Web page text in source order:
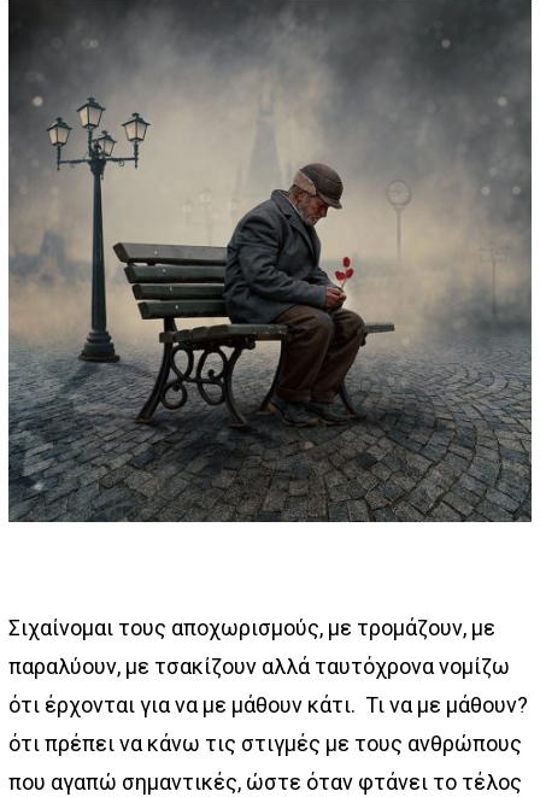
Σιχαίνομαι τους αποχωρισμούς, με τρομάζουν, με
παραλύουν, με τσακίζουν αλλά ταυτόχρονα νομίζω
ότι έρχονται για να με μάθουν κάτι. Τι να με μάθουν?
ότι πρέπει να κάνω τις στιγμές με τους ανθρώπους
που αγαπώ σημαντικές, ώστε όταν φτάνει το τέλος